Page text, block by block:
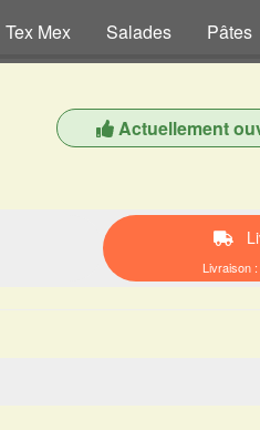
Tex Mex Salades Pâtes
Actuellement
Livraison